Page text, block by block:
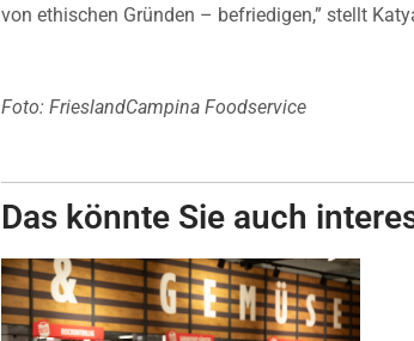
von ethischen Gründen – befriedigen,” stellt
Foto: FrieslandCampina Foodservice
Das könnte Sie auch